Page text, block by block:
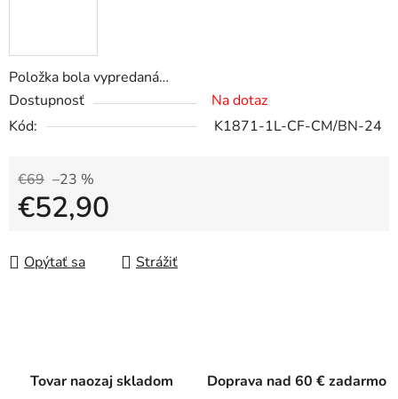
Položka bola vypredaná…
Dostupnosť
Na dotaz
Kód:
K1871-1L-CF-CM/BN-24
€69 –23 %
€52,90
Opýtať sa
Strážiť
Tovar naozaj skladom Doprava nad 60 € zadarmo